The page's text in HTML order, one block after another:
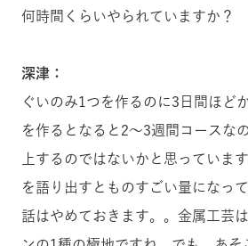
何時間くらいやられていますか？
深津：
ぐいのみ1つを作るのに3日間ほど
を作るとなると2〜3週間コースな
上するのではないかと思っていま
を語り出すとものすごい量になっ
話はやめておきます。。金属工芸